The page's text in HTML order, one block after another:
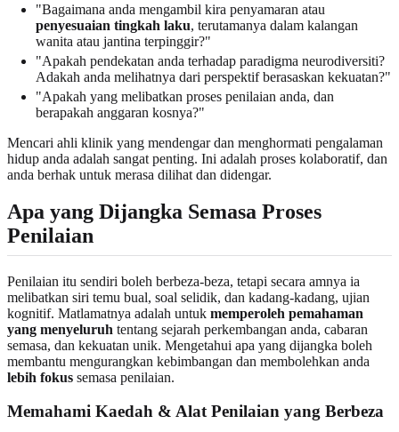
"Bagaimana anda mengambil kira penyamaran atau
penyesuaian tingkah laku, terutamanya dalam kalangan
wanita atau jantina terpinggir?"
"Apakah pendekatan anda terhadap paradigma neurodiversiti?
Adakah anda melihatnya dari perspektif berasaskan kekuatan?"
"Apakah yang melibatkan proses penilaian anda, dan
berapakah anggaran kosnya?"
Mencari ahli klinik yang mendengar dan menghormati pengalaman
hidup anda adalah sangat penting. Ini adalah proses kolaboratif, dan
anda berhak untuk merasa dilihat dan didengar.
Apa yang Dijangka Semasa Proses
Penilaian
Penilaian itu sendiri boleh berbeza-beza, tetapi secara amnya ia
melibatkan siri temu bual, soal selidik, dan kadang-kadang, ujian
kognitif. Matlamatnya adalah untuk memperoleh pemahaman
yang menyeluruh tentang sejarah perkembangan anda, cabaran
semasa, dan kekuatan unik. Mengetahui apa yang dijangka boleh
membantu mengurangkan kebimbangan dan membolehkan anda
lebih fokus semasa penilaian.
Memahami Kaedah & Alat Penilaian yang Berbeza